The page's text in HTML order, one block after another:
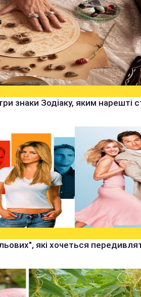
знаки Зодіаку, яким нарешті
які хочеться